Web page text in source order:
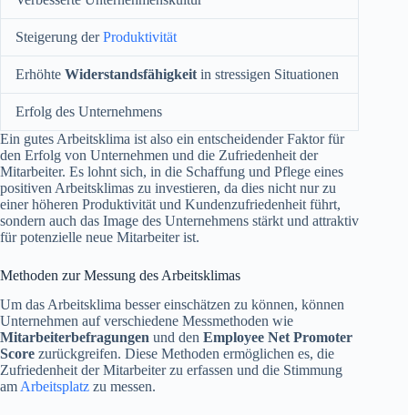
Steigerung derProduktivität
Erhöhte Widerstandsfähigkeit in stressigen Situationen
Erfolg des Unternehmens
Ein gutes Arbeitsklima ist also ein entscheidender Faktor für
den Erfolg von Unternehmen und die Zufriedenheit der
Mitarbeiter. Es lohnt sich, in die Schaffung und Pflege eines
positiven Arbeitsklimas zu investieren, da dies nicht nur zu
einer höheren Produktivität und Kundenzufriedenheit führt,
sondern auch das Image des Unternehmens stärkt und attraktiv
für potenzielle neue Mitarbeiter ist.
Methoden zur Messung des Arbeitsklimas
Um das Arbeitsklima besser einschätzen zu können, können
Unternehmen auf verschiedene Messmethoden wie
Mitarbeiterbefragungen und den Employee Net Promoter
Score zurückgreifen. Diese Methoden ermöglichen es, die
Zufriedenheit der Mitarbeiter zu erfassen und die Stimmung
amArbeitsplatz zu messen.